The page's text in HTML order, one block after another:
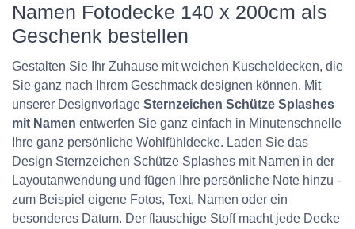
Namen Fotodecke 140 x 200cm als
Geschenk bestellen
Gestalten Sie Ihr Zuhause mit weichen Kuscheldecken, die
Sie ganz nach Ihrem Geschmack designen können. Mit
unserer Designvorlage Sternzeichen Schütze Splashes
mit Namen entwerfen Sie ganz einfach in Minutenschnelle
Ihre ganz persönliche Wohlfühldecke. Laden Sie das
Design Sternzeichen Schütze Splashes mit Namen in der
Layoutanwendung und fügen Ihre persönliche Note hinzu -
zum Beispiel eigene Fotos, Text, Namen oder ein
besonderes Datum. Der flauschige Stoff macht jede Decke